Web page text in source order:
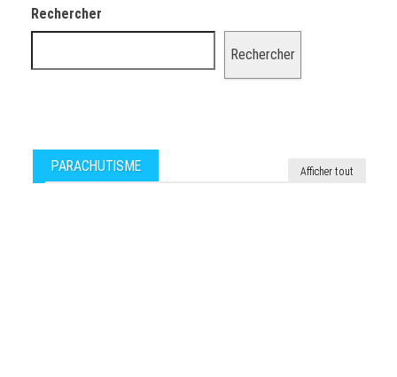
Rechercher
Rechercher
PARACHUTISME Afficher tout